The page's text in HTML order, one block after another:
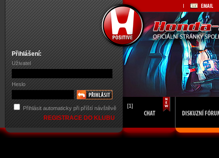
Přihlášení:
Uživatel
Heslo
Přihlásit automaticky při příští návštěvě
REGISTRACE DO KLUBU
[1]